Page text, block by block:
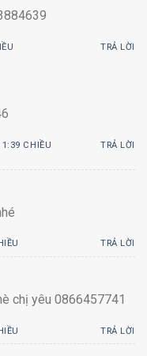
TRẢ LỜI
CHIỀU TRẢ LỜI
TRẢ LỜI
chị yêu 0866457741
TRẢ LỜI